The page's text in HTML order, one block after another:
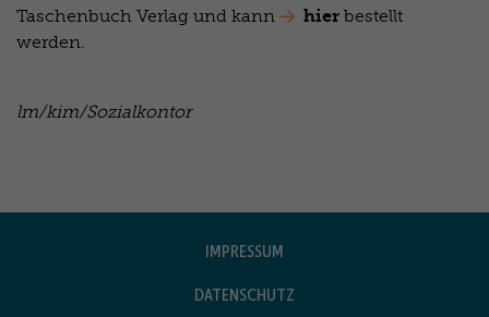
Taschenbuch Verlag und kann
hier bestellt
werden.
lm/kim/Sozialkontor
IMPRESSUM
DATENSCHUTZ